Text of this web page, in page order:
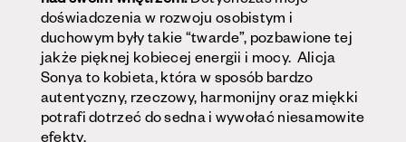
doświadczenia w rozwoju osobistym i
duchowym były takie “twarde”, pozbawione tej
jakże pięknej kobiecej energii i mocy. Alicja
Sonya to kobieta, która w sposób bardzo
autentyczny, rzeczowy, harmonijny oraz miękki
potrafi dotrzeć do sedna i wywołać niesamowite